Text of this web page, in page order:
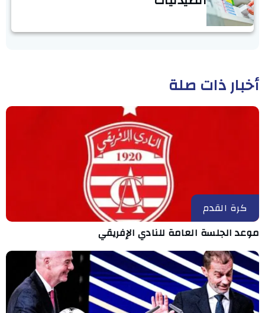
أخبار ذات صلة
كرة القدم
موعد الجلسة العامة للنادي الإفريقي